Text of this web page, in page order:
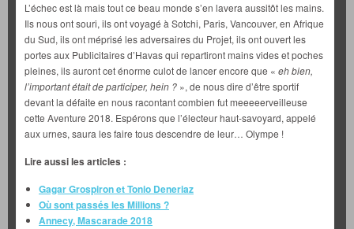
L’échec est là mais tout ce beau monde s’en lavera aussitôt les mains.
Ils nous ont souri, ils ont voyagé à Sotchi, Paris, Vancouver, en Afrique
du Sud, ils ont méprisé les adversaires du Projet, ils ont ouvert les
portes aux Publicitaires d’Havas qui repartiront mains vides et poches
pleines, ils auront cet énorme culot de lancer encore que « eh bien,
l’important était de participer, hein ? », de nous dire d’être sportif
devant la défaite en nous racontant combien fut meeeeerveilleuse
cette Aventure 2018. Espérons que l’électeur haut-savoyard, appelé
aux urnes, saura les faire tous descendre de leur… Olympe !
Lire aussi les articles :
Gagar Grospiron et Tonio Deneriaz
Où sont passés les Millions ?
Annecy, Mascarade 2018